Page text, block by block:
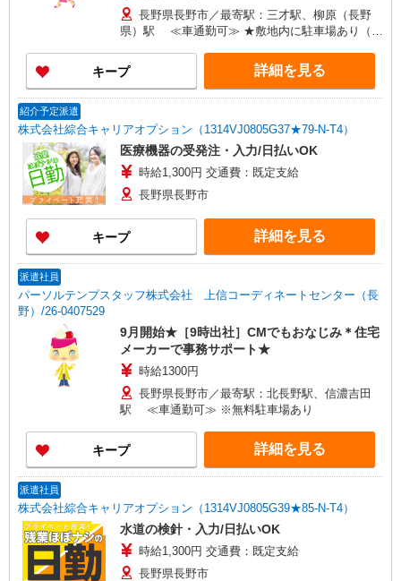
長野県長野市／最寄駅：三才駅、柳原（長野
県）駅 ≪車通勤可≫ ★敷地内に駐車場あり（無
キープ 詳細を見る
紹介予定派遣
株式会社綜合キャリアオプション（1314VJ0805G37★79-N-T4）
医療機器の受発注・入力/日払いOK
時給1,300円 交通費：既定支給
長野県長野市
キープ 詳細を見る
派遣社員
パーソルテンプスタッフ株式会社 上信コーディネートセンター（長
野）/26-0407529
9月開始★［9時出社］CMでもおなじみ＊住宅
メーカーで事務サポート★
時給1300円
長野県長野市／最寄駅：北長野駅、信濃吉田
駅 ≪車通勤可≫ ※無料駐車場あり
キープ 詳細を見る
派遣社員
株式会社綜合キャリアオプション（1314VJ0805G39★85-N-T4）
水道の検針・入力/日払いOK
時給1,300円 交通費：既定支給
長野県長野市